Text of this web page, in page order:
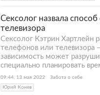
Сексолог назвала
телевизора
Сексолог Кэтрин Хартлейн
телефонов или телевизора
зависимость может
специально планировать
09:44, 13 мая 2022
Забота о себе
Юрий Конев